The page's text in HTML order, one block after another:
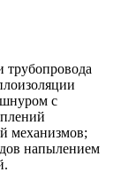
трубопровода
с
механизмов;
напылением